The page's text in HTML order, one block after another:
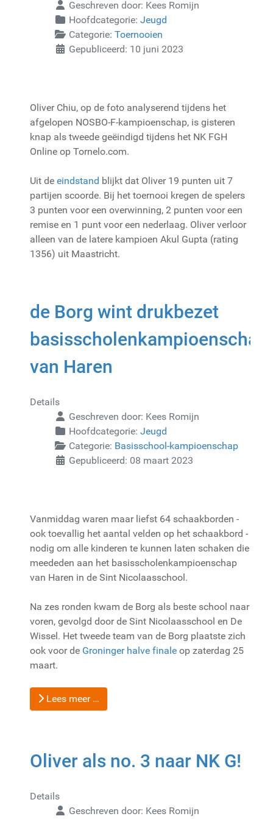
Geschreven door: Kees Romijn
Hoofdcategorie: Jeugd
Categorie: Toernooien
Gepubliceerd: 10 juni 2023
Oliver Chiu, op de foto analyserend tijdens het
afgelopen NOSBO-F-kampioenschap, is gisteren
knap als tweede geëindigd tijdens het NK FGH
Online op Tornelo.com.
Uit de eindstand blijkt dat Oliver 19 punten uit 7
partijen scoorde. Bij het toernooi kregen de spelers
3 punten voor een overwinning, 2 punten voor een
remise en 1 punt voor een nederlaag. Oliver verloor
alleen van de latere kampioen Akul Gupta (rating
1356) uit Maastricht.
de Borg wint drukbezet
basisscholenkampioenschap
van Haren
Details
Geschreven door: Kees Romijn
Hoofdcategorie: Jeugd
Categorie: Basisschool-kampioenschap
Gepubliceerd: 08 maart 2023
Vanmiddag waren maar liefst 64 schaakborden -
ook toevallig het aantal velden op het schaakbord -
nodig om alle kinderen te kunnen laten schaken die
meededen aan het basisscholenkampioenschap
van Haren in de Sint Nicolaasschool.
Na zes ronden kwam de Borg als beste school naar
voren, gevolgd door de Sint Nicolaasschool en De
Wissel. Het tweede team van de Borg plaatste zich
ook voor de Groninger halve finale op zaterdag 25
maart.
Lees meer …
Oliver als no. 3 naar NK G!
Details
Geschreven door: Kees Romijn